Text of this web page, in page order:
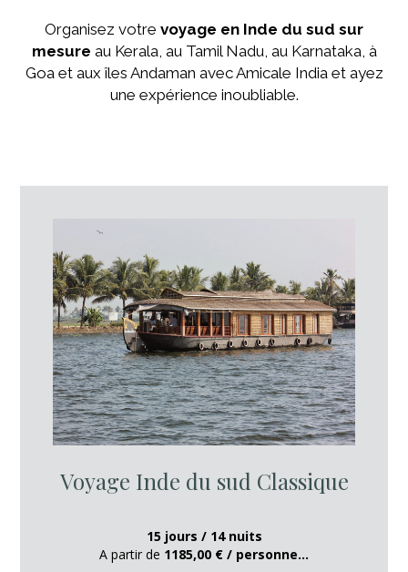
Organisez votre voyage en Inde du sud sur
mesure au Kerala, au Tamil Nadu, au Karnataka, à
Goa et aux îles Andaman avec Amicale India et ayez
une expérience inoubliable.
Voyage Inde du sud Classique
15 jours / 14 nuits
A partir de 1185,00 € / personne...